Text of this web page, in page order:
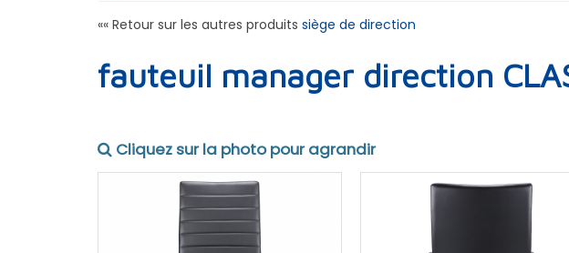
«« Retour sur les autres produits siège de direction
fauteuil manager direction
Cliquez sur la photo pour agrandir